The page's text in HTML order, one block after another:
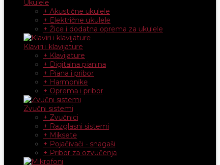
Ukulele
+ Akustične ukulele
+ Električne ukulele
+ Žice i dodatna oprema za ukulele
Klaviri i klavijature
+ Klavijature
+ Digitalna pianina
+ Piana i pribor
+ Harmonike
+ Oprema i pribor
Zvučni sistemi
+ Zvučnici
+ Razglasni sistemi
+ Miksete
+ Pojačivači - snagaši
+ Pribor za ozvučenja